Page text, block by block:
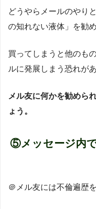
どうやらメールのやり
の知れない液体」を勧
買ってしまうと他のも
ルに発展しまう恐れが
メル友に何かを勧めら
ょう。
⑤メッセージ内
＠メル友には不倫遍歴